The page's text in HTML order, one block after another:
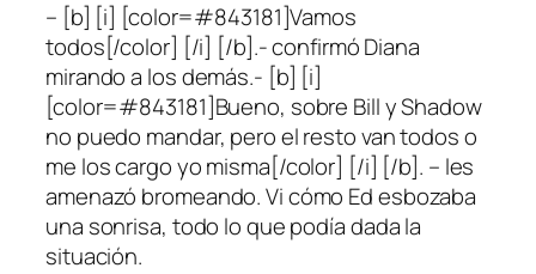
– [b] [i] [color=#843181]Vamos
todos[/color] [/i] [/b].- confirmó Diana
mirando a los demás.- [b] [i]
[color=#843181]Bueno, sobre Bill y Shadow
no puedo mandar, pero el resto van todos o
me los cargo yo misma[/color] [/i] [/b]. – les
amenazó bromeando. Vi cómo Ed esbozaba
una sonrisa, todo lo que podía dada la
situación.